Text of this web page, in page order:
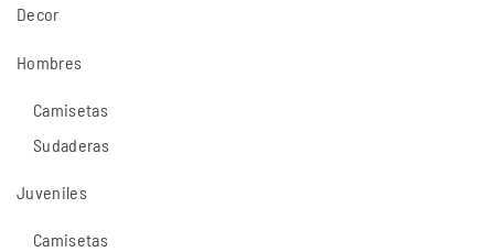
Decor
Hombres
Camisetas
Sudaderas
Juveniles
Camisetas